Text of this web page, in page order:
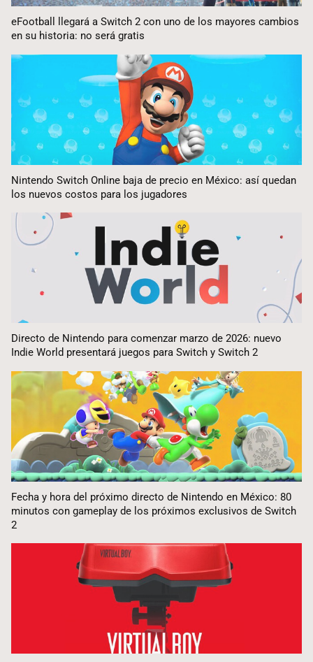
eFootball llegará a Switch 2 con uno de los mayores cambios
en su historia: no será gratis
Nintendo Switch Online baja de precio en México: así quedan
los nuevos costos para los jugadores
Directo de Nintendo para comenzar marzo de 2026: nuevo
Indie World presentará juegos para Switch y Switch 2
Fecha y hora del próximo directo de Nintendo en México: 80
minutos con gameplay de los próximos exclusivos de Switch
2